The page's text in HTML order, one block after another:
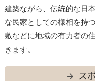
建築ながら、伝統的な日
な民家としての様相を持
敷などに地域の有力者の
きます。
ス